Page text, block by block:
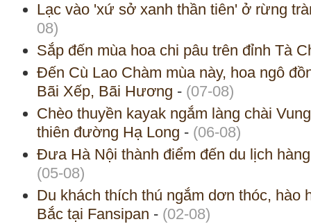
Lạc vào 'xứ sở xanh thần tiên' ở rừng
08)
Sắp đến mùa hoa chi pâu trên đỉnh Tà
Đến Cù Lao Chàm mùa này, hoa ngô
Bãi Xếp, Bãi Hương - (07-08)
Chèo thuyền kayak ngắm làng chài
thiên đường Hạ Long - (06-08)
Đưa Hà Nội thành điểm đến du lịch
(05-08)
Du khách thích thú ngắm dơn thóc, hào
Bắc tại Fansipan - (02-08)